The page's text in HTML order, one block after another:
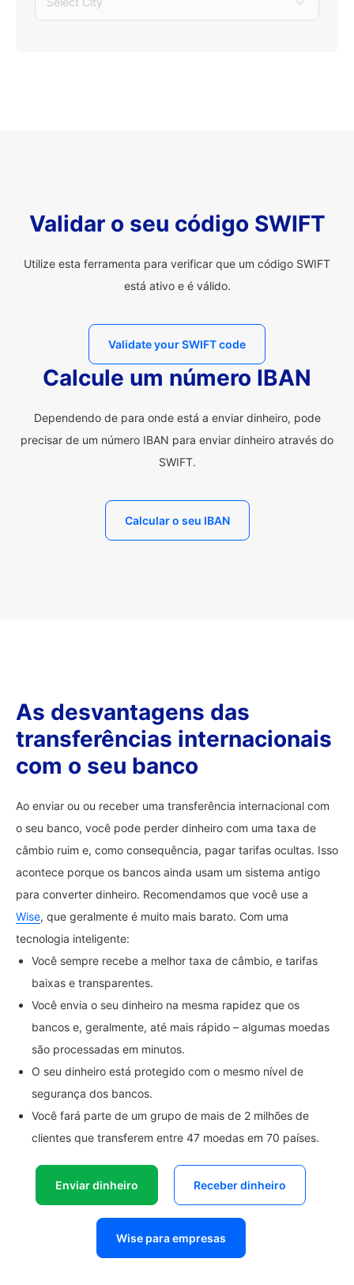
Validar o seu código SWIFT
Utilize esta ferramenta para verificar que um código SWIFT
está ativo e é válido.
Validate your SWIFT code
Calcule um número IBAN
Dependendo de para onde está a enviar dinheiro, pode
precisar de um número IBAN para enviar dinheiro através do
SWIFT.
Calcular o seu IBAN
As desvantagens das
transferências internacionais
com o seu banco
Ao enviar ou ou receber uma transferência internacional com
o seu banco, você pode perder dinheiro com uma taxa de
câmbio ruim e, como consequência, pagar tarifas ocultas. Isso
acontece porque os bancos ainda usam um sistema antigo
para converter dinheiro. Recomendamos que você use a
Wise, que geralmente é muito mais barato. Com uma
tecnologia inteligente:
Você sempre recebe a melhor taxa de câmbio, e tarifas
baixas e transparentes.
Você envia o seu dinheiro na mesma rapidez que os
bancos e, geralmente, até mais rápido – algumas moedas
são processadas em minutos.
O seu dinheiro está protegido com o mesmo nível de
segurança dos bancos.
Você fará parte de um grupo de mais de 2 milhões de
clientes que transferem entre 47 moedas em 70 países.
Enviar dinheiro Receber dinheiro
Wise para empresas